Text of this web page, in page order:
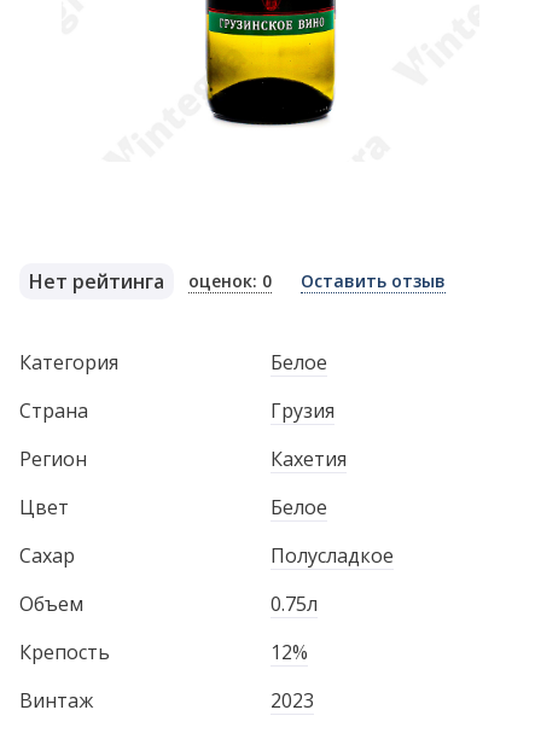
Нет рейтинга оценок: 0 Оставить отзыв
Категория
Белое
Страна
Грузия
Регион
Кахетия
Цвет
Белое
Сахар
Полусладкое
Объем
0.75л
Крепость
12%
Винтаж
2023